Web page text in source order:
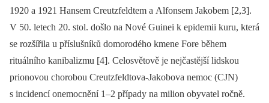
1920 a 1921 Hansem Creutzfeldtem a Alfonsem Jakobem [2,3].
V 50. letech 20. stol. došlo na Nové Guinei k epidemii kuru, která
se rozšířila u příslušníků domorodého kmene Fore během
rituálního kanibalizmu [4]. Celosvětově je nejčastější lidskou
prionovou chorobou Creutzfeldtova-Jakobova nemoc (CJN)
s incidencí onemocnění 1–2 případy na milion obyvatel ročně.